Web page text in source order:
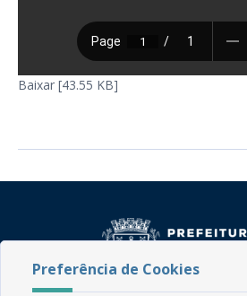
Baixar [43.55 KB]
Preferência de Cookies